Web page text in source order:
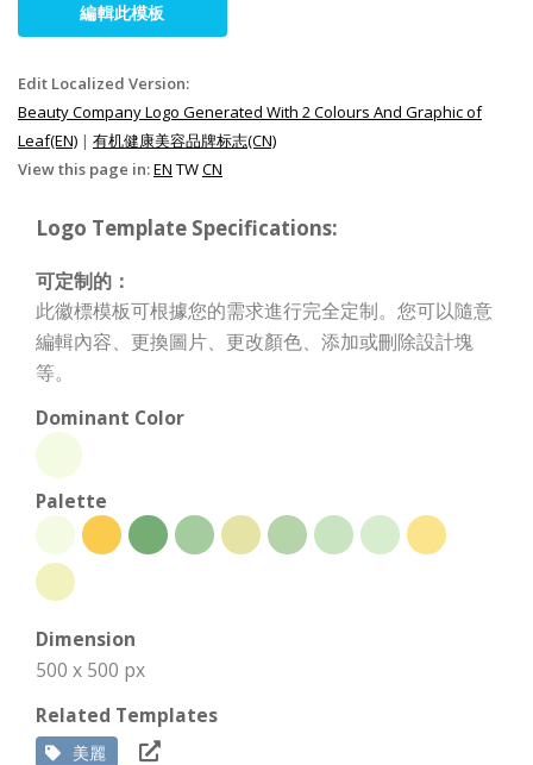
編輯此模板
Edit Localized Version:
Beauty Company Logo Generated With 2 Colours And Graphic of
Leaf(EN) | 有机健康美容品牌标志(CN)
View this page in:EN TWCN
Logo Template Specifications:
可定制的：
此徽標模板可根據您的需求進行完全定制。您可以隨意
編輯內容、更換圖片、更改顏色、添加或刪除設計塊
等。
Dominant Color
Palette
Dimension
500 x 500 px
Related Templates
美麗